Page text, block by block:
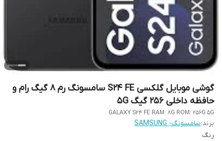
گوشی موبایل گلکسی S24 FE سامسونگ رم 8 گیگ رام و
حافظه داخلی 256 گیگ 5G
GALAXY S24 FE RAM: 8G ROM: 256G 5G
برند:سامسونگ- SAMSUNG
رنگ